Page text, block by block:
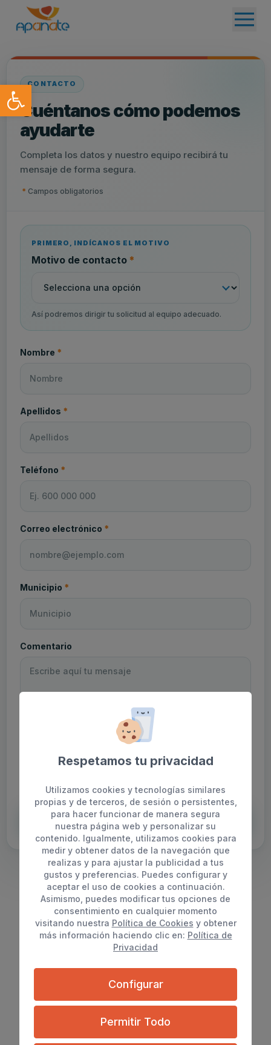
Abrir barra de herramientas
CONTACTO
Cuéntanos cómo podemos
ayudarte
Completa los datos y nuestro equipo recibirá tu
mensaje de forma segura.
* Campos obligatorios
PRIMERO, INDÍCANOS EL MOTIVO
Motivo de contacto *
Así podremos dirigir tu solicitud al equipo adecuado.
Nombre *
Apellidos *
Teléfono *
Correo electrónico *
Municipio *
Comentario
Enviar solicitud
Datos de contacto
Puedes encontrarnos aquí
Respetamos tu privacidad
Utilizamos cookies y tecnologías similares
propias y de terceros, de sesión o persistentes,
para hacer funcionar de manera segura
nuestra página web y personalizar su
contenido. Igualmente, utilizamos cookies para
medir y obtener datos de la navegación que
realizas y para ajustar la publicidad a tus
gustos y preferencias. Puedes configurar y
aceptar el uso de cookies a continuación.
Asimismo, puedes modificar tus opciones de
consentimiento en cualquier momento
visitando nuestra Política de Cookies y obtener
más información haciendo clic en: Política de
Privacidad
Configurar
Permitir Todo